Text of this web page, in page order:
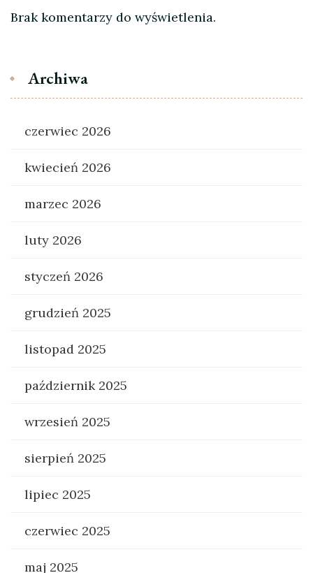
Brak komentarzy do wyświetlenia.
Archiwa
czerwiec 2026
kwiecień 2026
marzec 2026
luty 2026
styczeń 2026
grudzień 2025
listopad 2025
październik 2025
wrzesień 2025
sierpień 2025
lipiec 2025
czerwiec 2025
maj 2025